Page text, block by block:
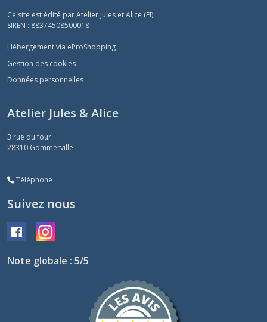
Ce site est édité par Atelier Jules et Alice (EI).
SIREN : 88374508500018
Hébergement via eProShopping
Gestion des cookies
Données personnelles
Atelier Jules & Alice
3 rue du four
28310 Gommerville
Téléphone
Suivez nous
Note globale : 5/5